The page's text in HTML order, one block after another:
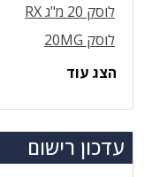
לוסק 20 מ"ג RX
לוסק 20MG
הצג עוד
עדכון רישום